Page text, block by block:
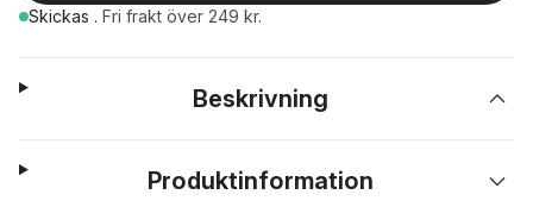
Skickas . Fri frakt över 249 kr.
Beskrivning
Produktinformation